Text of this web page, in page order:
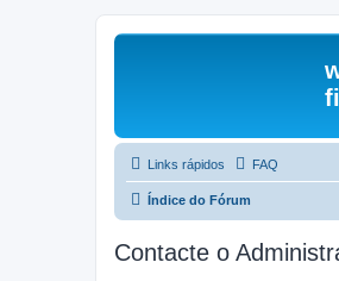
Links rápidos FAQ
Índice do Fórum
Contacte o